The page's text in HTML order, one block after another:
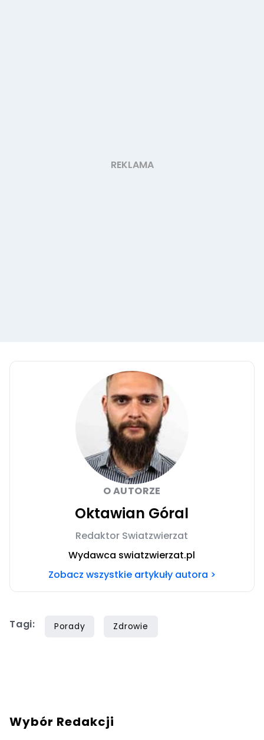
O AUTORZE
Oktawian Góral
Redaktor Swiatzwierzat
Wydawca swiatzwierzat.pl
Zobacz wszystkie artykuły autora >
Tagi: Porady Zdrowie
Wybór Redakcji